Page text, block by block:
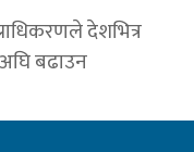
देशभित्र
बढाउन